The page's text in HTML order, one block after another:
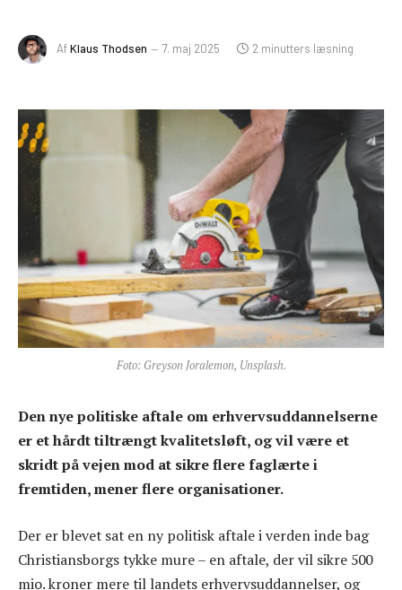
AfKlaus Thodsen 7. maj 2025 2 minutters læsning
Foto: Greyson Joralemon, Unsplash.
Den nye politiske aftale om erhvervsuddannelserne
er et hårdt tiltrængt kvalitetsløft, og vil være et
skridt på vejen mod at sikre flere faglærte i
fremtiden, mener flere organisationer.
Der er blevet sat en ny politisk aftale i verden inde bag
Christiansborgs tykke mure – en aftale, der vil sikre 500
mio. kroner mere til landets erhvervsuddannelser, og